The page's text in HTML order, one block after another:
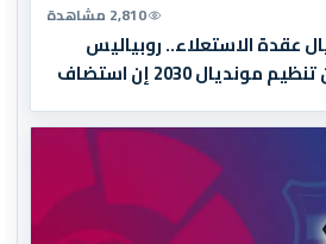
2,810 مشاهدة
عقدة الاستعلاء.. روبياليس
يطالب بالانسحاب من تنظيم مونديال 2030 إن استضاف